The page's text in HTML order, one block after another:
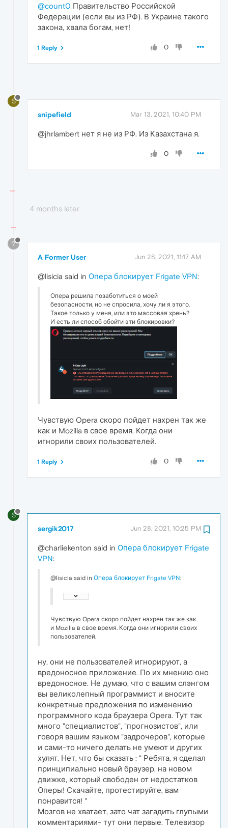
@count0 Правительство Российской
Федерации (если вы из РФ). В Украине такого
закона, хвала богам, нет!
0
1 Reply
S
snipefield Mar 13, 2021, 10:40 PM
@jhrlambert нет я не из РФ. Из Казахстана я.
0
4 months later
?
A Former User Jun 28, 2021, 11:17 AM
@lisicia said in Опера блокирует Frigate VPN:
Опера решила позаботиться о моей
безопасности, но не спросила, хочу ли я этого.
Такое только у меня, или это массовая хрень?
И есть ли способ обойти эти блокировки?
Чувствую Opera скоро пойдет нахрен так же
как и Mozilla в свое время. Когда они
игнорили своих пользователей.
0
1 Reply
S
sergik2017 Jun 28, 2021, 10:25 PM
@charliekenton said in Опера блокирует Frigate
VPN:
@lisicia said in Опера блокирует Frigate VPN:
Чувствую Opera скоро пойдет нахрен так же как
и Mozilla в свое время. Когда они игнорили своих
пользователей.
ну, они не пользователей игнорируют, а
вредоносное приложение. По их мнению оно
вредоносное. Не думаю, что с вашим слэнгом
вы великолепный программист и вносите
конкретные предложения по изменению
программного кода браузера Opera. Тут так
много "специалистов", "прогнозистов", или
говоря вашим языком "задрочеров", которые
и сами-то ничего делать не умеют и других
хулят. Нет, что бы сказать : " Ребята, я сделал
принципиально новый браузер, на новом
движке, который свободен от недостатков
Оперы! Скачайте, протестируйте, вам
понравится! "
Мозгов не хватает, зато чат загадить глупыми
комментариями- тут они первые. Телевизор